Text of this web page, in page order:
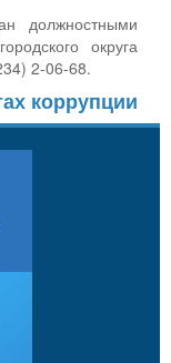
должностными
округа
2-06-68.
коррупции